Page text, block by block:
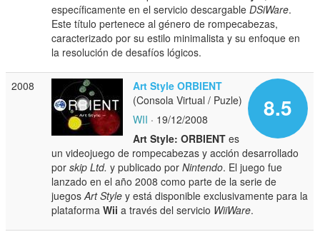
específicamente en el servicio descargableDSiWare.
Este título pertenece al género de rompecabezas,
caracterizado por su estilo minimalista y su enfoque en
la resolución de desafíos lógicos.
2008
8.5
Art Style ORBIENT
(Consola Virtual / Puzle)
WII · 19/12/2008
Art Style: ORBIENT es
un videojuego de rompecabezas y acción desarrollado
porskip Ltd. y publicado porNintendo. El juego fue
lanzado en el año 2008 como parte de la serie de
juegosArt Style y está disponible exclusivamente para la
plataformaWii a través del servicio WiiWare.